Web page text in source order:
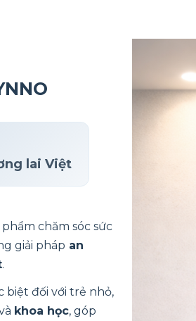
lai Việt
chăm sóc sức
giải pháp an
.
biệt đối với trẻ nhỏ,
khoa học, góp